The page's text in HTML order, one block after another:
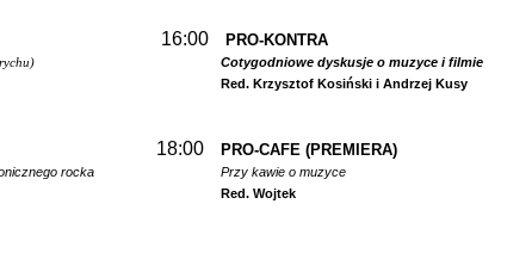
16:00 PRO-KONTRA
Cotygodniowe dyskusje o muzyce i filmie
Red. Krzysztof Kosiński i Andrzej Kusy
rocka
18:00 PRO-CAFE (PREMIERA)
Przy kawie o muzyce
Red. Wojtek